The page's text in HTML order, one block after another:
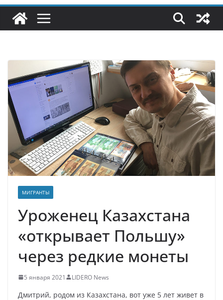
МИГРАНТЫ
Уроженец Казахстана
«открывает Польшу»
через редкие монеты
5 января 2021 LIDERO News
Дмитрий, родом из Казахстана, вот уже 5 лет живет в